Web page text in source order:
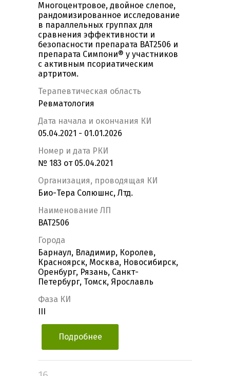
Многоцентровое, двойное слепое,
рандомизированное исследование
в параллельных группах для
сравнения эффективности и
безопасности препарата BAT2506 и
препарата Симпони® у участников
с активным псориатическим
артритом.
Терапевтическая область
Ревматология
Дата начала и окончания КИ
05.04.2021 - 01.01.2026
Номер и дата РКИ
№ 183 от 05.04.2021
Организация, проводящая КИ
Био-Тера Солюшнс, Лтд.
Наименование ЛП
BAT2506
Города
Барнаул, Владимир, Королев,
Красноярск, Москва, Новосибирск,
Оренбург, Рязань, Санкт-
Петербург, Томск, Ярославль
Фаза КИ
Подробнее